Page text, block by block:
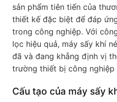
sản phẩm tiên tiến của
thiết kế đặc biệt để đáp
trong công nghiệp. Với
lọc hiệu quả, máy sấy khí
đã và đang khẳng định vị
trường thiết bị công nghiệp
Cấu tạo của máy sấy